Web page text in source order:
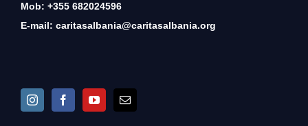
Mob: +355 682024596
E-mail: caritasalbania@caritasalbania.org